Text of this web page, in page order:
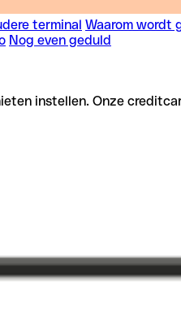
terminal Waarom wordt
Nog even geduld
instellen. Onze